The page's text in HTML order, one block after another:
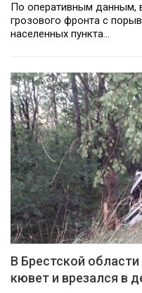
По оперативным данным,
грозового фронта с
населенных пункта…
В Брестской
кювет и врезался в